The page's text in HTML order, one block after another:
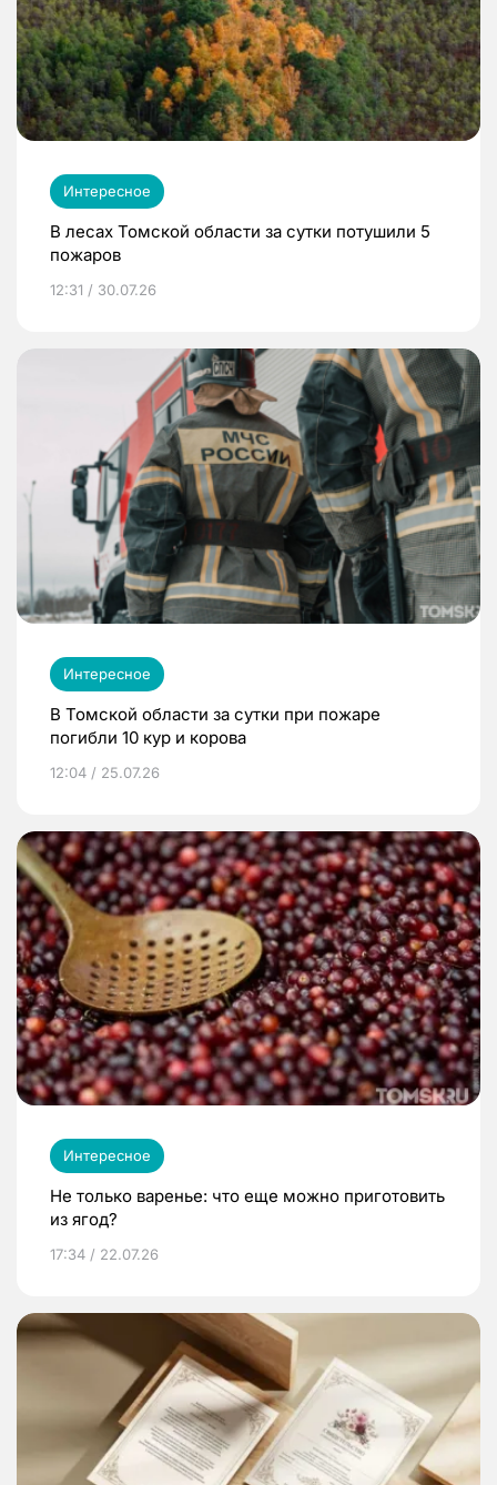
Интересное
В лесах Томской области за сутки потушили 5
пожаров
12:31 / 30.07.26
Интересное
В Томской области за сутки при пожаре
погибли 10 кур и корова
12:04 / 25.07.26
Интересное
Не только варенье: что еще можно приготовить
из ягод?
17:34 / 22.07.26